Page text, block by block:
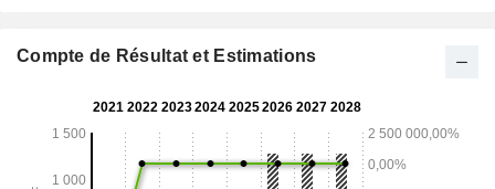
Compte de Résultat et Estimations